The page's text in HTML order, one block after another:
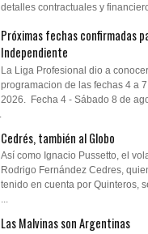
detalles contractuales y
Próximas fechas confirmadas
Independiente
La Liga Profesional dio a
programacion de las fechas 4 a
2026. Fecha 4 - Sábado 8 de
Cedrés, también al Globo
Así como Ignacio Pussetto, el
Rodrigo Fernández Cedres,
tenido en cuenta por Quinteros,
...
Las Malvinas son Argentinas